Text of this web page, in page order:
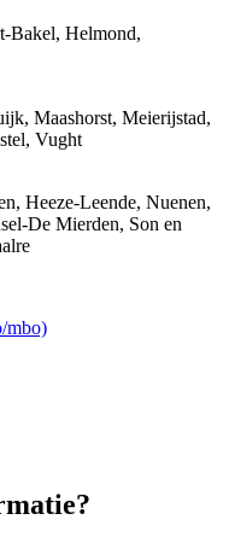
Bakel, Helmond,
Maashorst, Meierijstad,
Vught
Heeze-Leende, Nuenen,
De Mierden, Son en
mbo)